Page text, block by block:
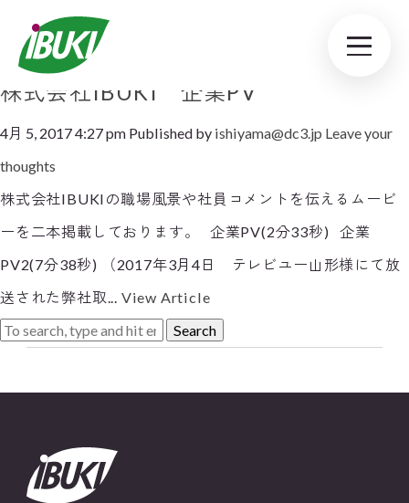
Tag Archive: 企業紹介
株式会社IBUKI 企業PV
4月 5, 2017 4:27 pm Published by ishiyama@dc3.jp Leave your
thoughts
株式会社IBUKIの職場風景や社員コメントを伝えるムービ
ーを二本掲載しております。 企業PV(2分33秒) 企業
PV2(7分38秒) （2017年3月4日 テレビユー山形様にて放
送された弊社取... View Article
Search